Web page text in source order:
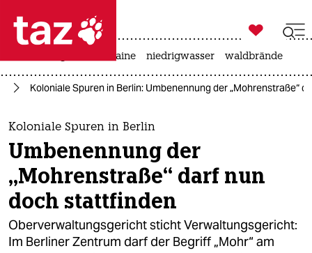
 taz zahl ich
taz zahl ich
themen
politik
öko
gesellschaft

taz zahl ich
krieg in der ukraine niedrigwasser waldbrände
Koloniale Spuren in Berlin: Umbenennung der „Mohrenstraße“
Koloniale Spuren in Berlin
Umbenennung der
„Mohrenstraße“ darf nun
doch stattfinden
Oberverwaltungsgericht sticht Verwaltungsgericht:
Im Berliner Zentrum darf der Begriff „Mohr“ am